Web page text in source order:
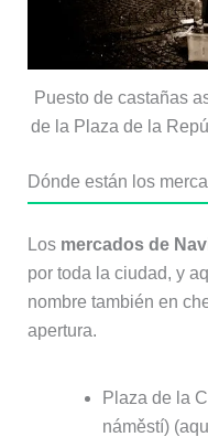
Puesto de castañas
de la Plaza de la
Dónde están los
Los mercados de
por toda la ciudad, y
nombre también en
apertura.
Plaza de la
náměstí)